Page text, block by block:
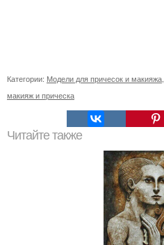
Категории: Модели для причесок и макияжа,
макияж и прическа
Читайте также